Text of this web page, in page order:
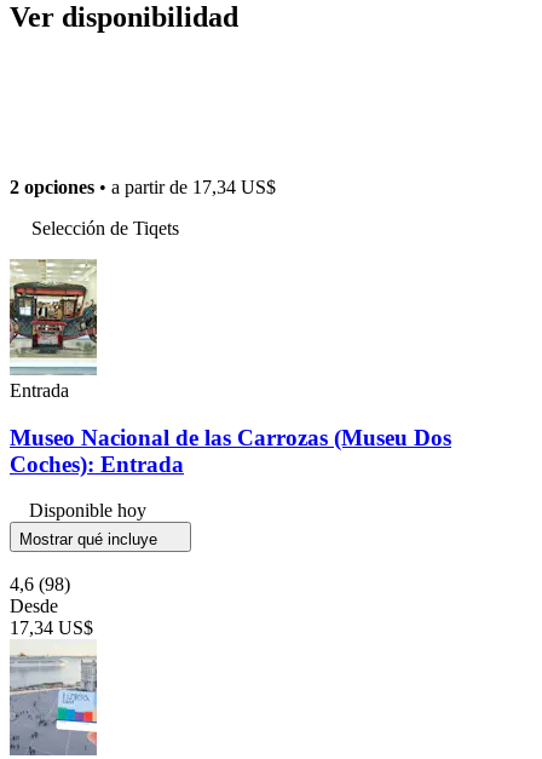
Ver disponibilidad
2 opciones • a partir de 17,34 US$
Selección de Tiqets
Entrada
Museo Nacional de las Carrozas (Museu Dos
Coches): Entrada
Disponible hoy
Mostrar qué incluye
4,6 (98)
Desde
17,34 US$